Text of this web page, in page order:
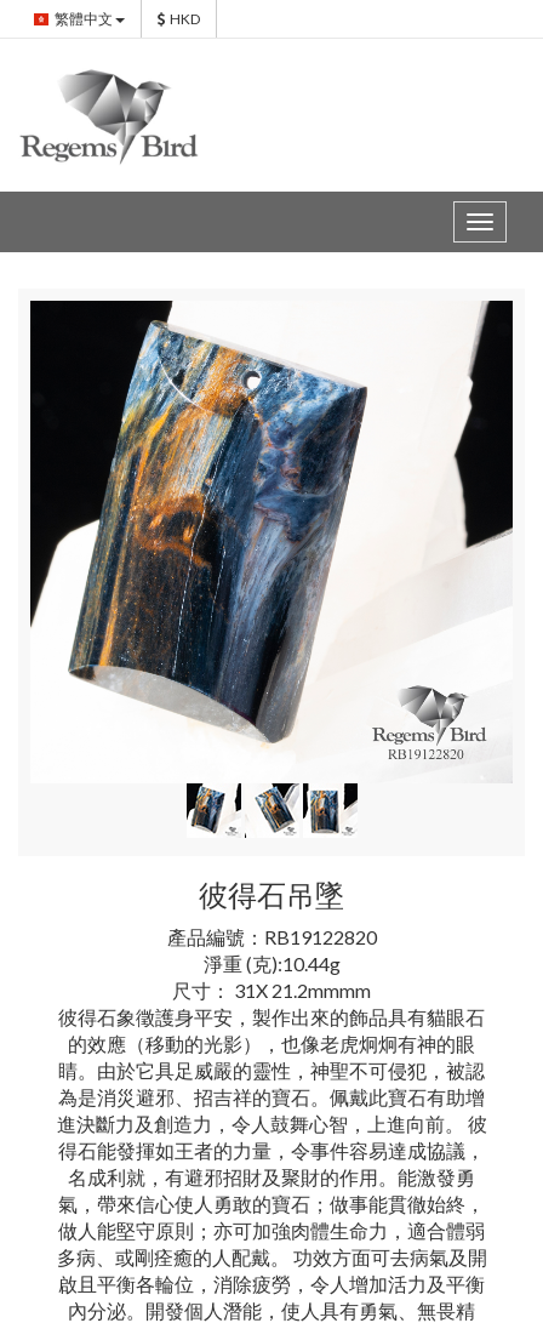
繁體中文 HKD
Toggle
彼得石吊墜
產品編號：RB19122820
淨重 (克):10.44g
尺寸： 31X 21.2mmmm
彼得石象徵護身平安，製作出來的飾品具有貓眼石
的效應（移動的光影），也像老虎炯炯有神的眼
睛。由於它具足威嚴的靈性，神聖不可侵犯，被認
為是消災避邪、招吉祥的寶石。佩戴此寶石有助增
進決斷力及創造力，令人鼓舞心智，上進向前。 彼
得石能發揮如王者的力量，令事件容易達成協議，
名成利就，有避邪招財及聚財的作用。能激發勇
氣，帶來信心使人勇敢的寶石；做事能貫徹始終，
做人能堅守原則；亦可加強肉體生命力，適合體弱
多病、或剛痊癒的人配戴。 功效方面可去病氣及開
啟且平衡各輪位，消除疲勞，令人增加活力及平衡
內分泌。開發個人潛能，使人具有勇氣、無畏精